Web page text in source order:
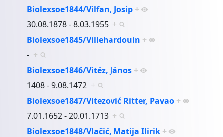
Biolexsoe1844/Vilfan, Josip +
30.08.1878 - 8.03.1955 +
Biolexsoe1845/Villehardouin +
- +
Biolexsoe1846/Vitéz, János +
1408 - 9.08.1472 +
Biolexsoe1847/Vitezović Ritter, Pavao +
7.01.1652 - 20.01.1713 +
Biolexsoe1848/Vlačić, Matija Ilirik +